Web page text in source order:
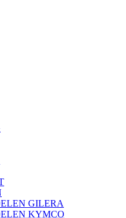
GILERA
KYMCO